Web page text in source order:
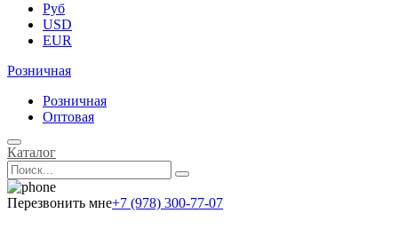
Руб
USD
EUR
Розничная
Розничная
Оптовая
Каталог
Перезвонить мне+7 (978) 300-77-07